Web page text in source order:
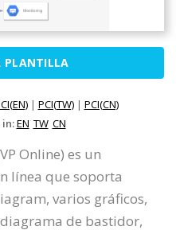
PLANTILLA
| PCI(TW)| PCI(CN)
in:EN TW CN
Online) es un
línea que soporta
varios gráficos,
de bastidor,